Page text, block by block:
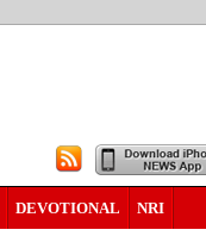
DEVOTIONAL NRI